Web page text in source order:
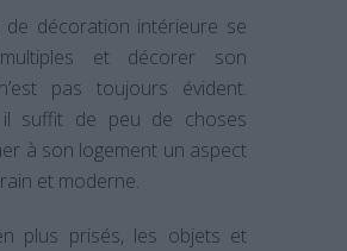
de décoration intérieure se
et décorer son
pas toujours évident.
il suffit de peu de choses
à son logement un aspect
et moderne.
plus prisés, les objets et